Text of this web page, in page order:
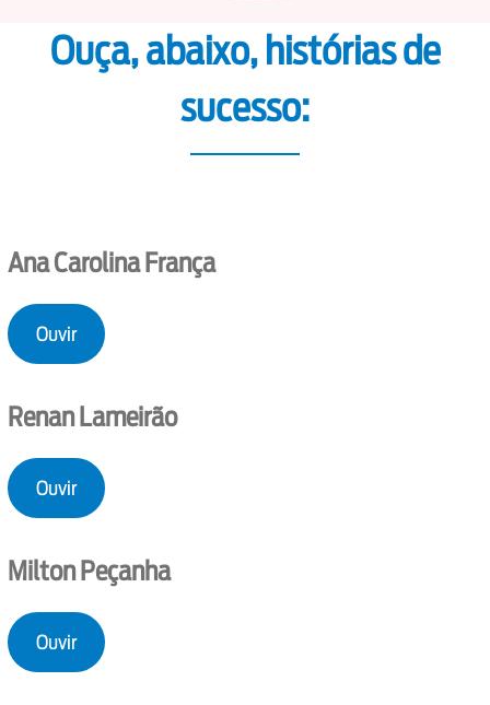
Ouça, abaixo, histórias de
sucesso:
Ana Carolina França
Ouvir
Renan Lameirão
Ouvir
Milton Peçanha
Ouvir